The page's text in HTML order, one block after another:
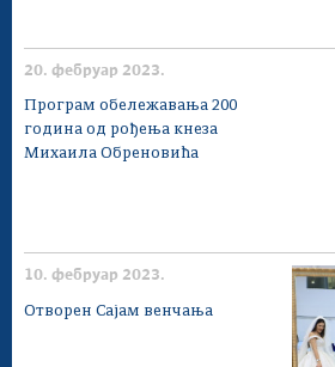
20. фебруар 2023.
Програм обележавања 200
година од рођења кнеза
Михаила Обреновића
10. фебруар 2023.
Отворен Сајам венчања